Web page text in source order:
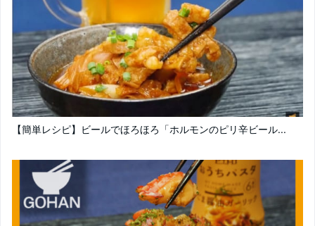
【簡単レシピ】ビールでほろほろ「ホルモンのピリ辛ビール...